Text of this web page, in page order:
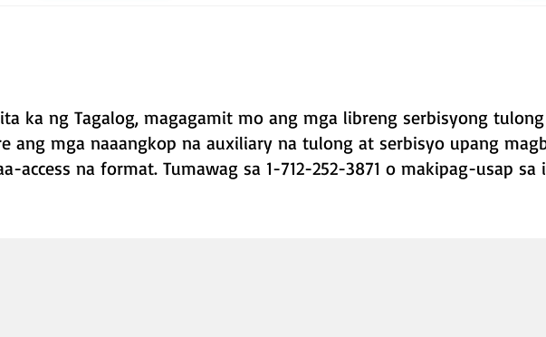
ka ng Tagalog, magagamit mo ang mga libreng serbisyong
ang mga naaangkop na auxiliary na tulong at serbisyo upang
access na format. Tumawag sa 1-712-252-3871 o makipag-usap